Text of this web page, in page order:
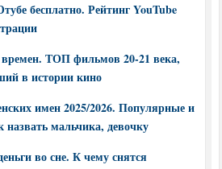
бесплатно. Рейтинг YouTube
ТОП фильмов 20-21 века,
в истории кино
имен 2025/2026. Популярные и
мальчика, девочку
во сне. К чему снятся